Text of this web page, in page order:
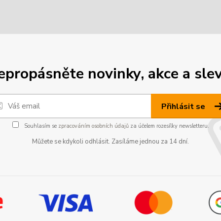
novinky, akce a
Přihlásit se
Souhlasím se zpracováním osobních údajůza účelem rozesílky newsletteru.
Můžete se kdykoli odhlásit. Zasíláme jednou za 14 dní.